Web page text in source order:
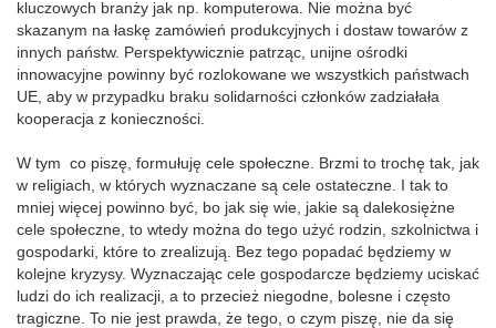
kluczowych branży jak np. komputerowa. Nie można być
skazanym na łaskę zamówień produkcyjnych i dostaw towarów z
innych państw. Perspektywicznie patrząc, unijne ośrodki
innowacyjne powinny być rozlokowane we wszystkich państwach
UE, aby w przypadku braku solidarności członków zadziałała
kooperacja z konieczności.
W tym co piszę, formułuję cele społeczne. Brzmi to trochę tak, jak
w religiach, w których wyznaczane są cele ostateczne. I tak to
mniej więcej powinno być, bo jak się wie, jakie są dalekosiężne
cele społeczne, to wtedy można do tego użyć rodzin, szkolnictwa i
gospodarki, które to zrealizują. Bez tego popadać będziemy w
kolejne kryzysy. Wyznaczając cele gospodarcze będziemy uciskać
ludzi do ich realizacji, a to przecież niegodne, bolesne i często
tragiczne. To nie jest prawda, że tego, o czym piszę, nie da się